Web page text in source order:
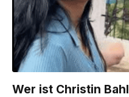
Wer ist Christin